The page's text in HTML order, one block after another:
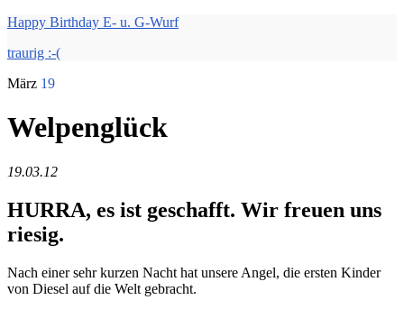
Happy Birthday E- u. G-Wurf
traurig :-(
März 19
Welpenglück
19.03.12
HURRA, es ist geschafft. Wir freuen uns
riesig.
Nach einer sehr kurzen Nacht hat unsere Angel, die ersten Kinder
von Diesel auf die Welt gebracht.